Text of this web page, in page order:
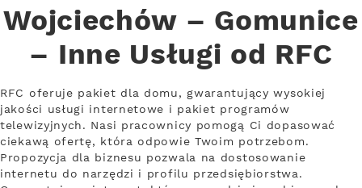
Wojciechów – Gomunice
– Inne Usługi od RFC
RFC oferuje pakiet dla domu, gwarantujący wysokiej
jakości usługi internetowe i pakiet programów
telewizyjnych. Nasi pracownicy pomogą Ci dopasować
ciekawą ofertę, która odpowie Twoim potrzebom.
Propozycja dla biznesu pozwala na dostosowanie
internetu do narzędzi i profilu przedsiębiorstwa.